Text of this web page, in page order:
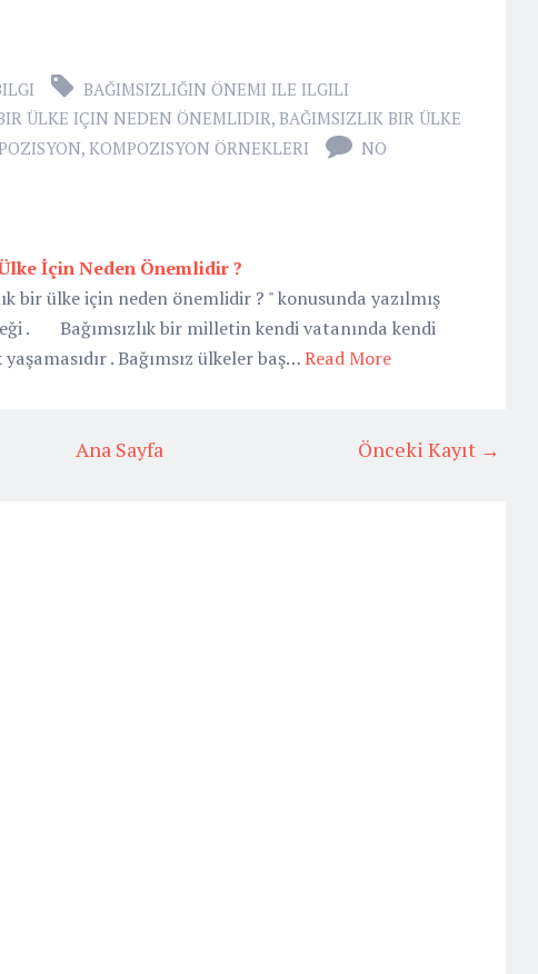
BAĞIMSIZLIĞIN ÖNEMI ILE ILGILI
ÜLKE IÇIN NEDEN ÖNEMLIDIR, BAĞIMSIZLIK BIR ÜLKE
, KOMPOZISYON ÖRNEKLERI
NO
İçin Neden Önemlidir ?
bir ülke için neden önemlidir ? " konusunda yazılmış
. Bağımsızlık bir milletin kendi vatanında kendi
. Bağımsız ülkeler baş…Read More
Önceki Kayıt →
Ana Sayfa